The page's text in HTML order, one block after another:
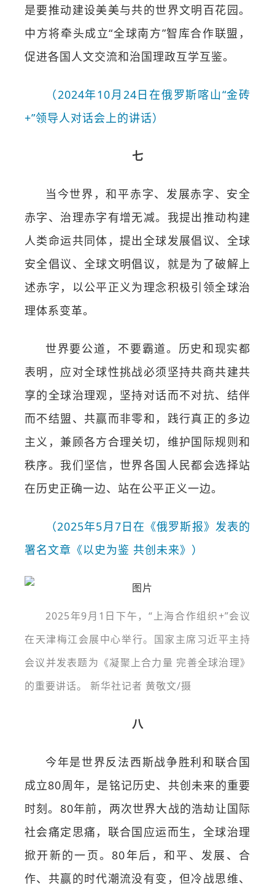
是要推动建设美美与共的世界文明百花园。
中方将牵头成立“全球南方”智库合作联盟，
促进各国人文交流和治国理政互学互鉴。
（2024年10月24日在俄罗斯喀山“金砖
+”领导人对话会上的讲话）
七
当今世界，和平赤字、发展赤字、安全
赤字、治理赤字有增无减。我提出推动构建
人类命运共同体，提出全球发展倡议、全球
安全倡议、全球文明倡议，就是为了破解上
述赤字，以公平正义为理念积极引领全球治
理体系变革。
世界要公道，不要霸道。历史和现实都
表明，应对全球性挑战必须坚持共商共建共
享的全球治理观，坚持对话而不对抗、结伴
而不结盟、共赢而非零和，践行真正的多边
主义，兼顾各方合理关切，维护国际规则和
秩序。我们坚信，世界各国人民都会选择站
在历史正确一边、站在公平正义一边。
（2025年5月7日在《俄罗斯报》发表的
署名文章《以史为鉴 共创未来》）
2025年9月1日下午，“上海合作组织+”会议
在天津梅江会展中心举行。国家主席习近平主持
会议并发表题为《凝聚上合力量 完善全球治理》
的重要讲话。 新华社记者 黄敬文/摄
八
今年是世界反法西斯战争胜利和联合国
成立80周年，是铭记历史、共创未来的重要
时刻。80年前，两次世界大战的浩劫让国际
社会痛定思痛，联合国应运而生，全球治理
掀开新的一页。80年后，和平、发展、合
作、共赢的时代潮流没有变，但冷战思维、